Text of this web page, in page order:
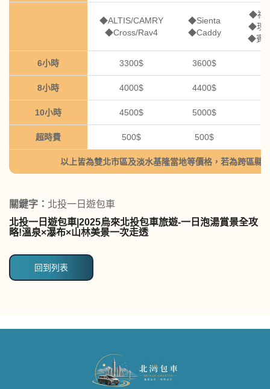
◆ALTIS/CAMRY
◆Cross/Rav4
◆Sienta
◆Caddy
◆福
◆現
◆賓
6小時 3300$ 3600$
8小時 4000$ 4400$
10小時 4500$ 5000$
超時費 500$ 500$
以上皆為雙北市區及淡水基隆當地等價格，若為跨區縣
關鍵字： 北投一日遊包車
北投一日遊包車|2025烏來北投包車旅遊-一日泡湯賞景全攻
略!溫泉×瀑布×山林美景一次走透
回到列表